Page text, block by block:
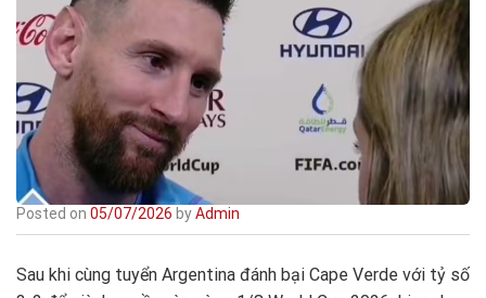
Posted on 05/07/2026 byAdmin
Sau khi cùng tuyển Argentina đánh bại Cape Verde với tỷ số